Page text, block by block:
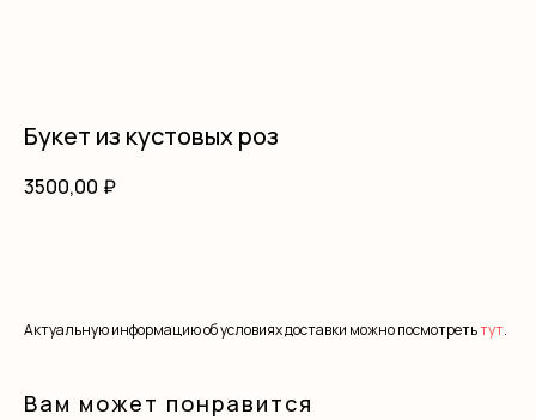
Букет из кустовых роз
3500,00 ₽
Актуальную информацию об условиях доставки можно посмотретьтут.
Вам может понравится